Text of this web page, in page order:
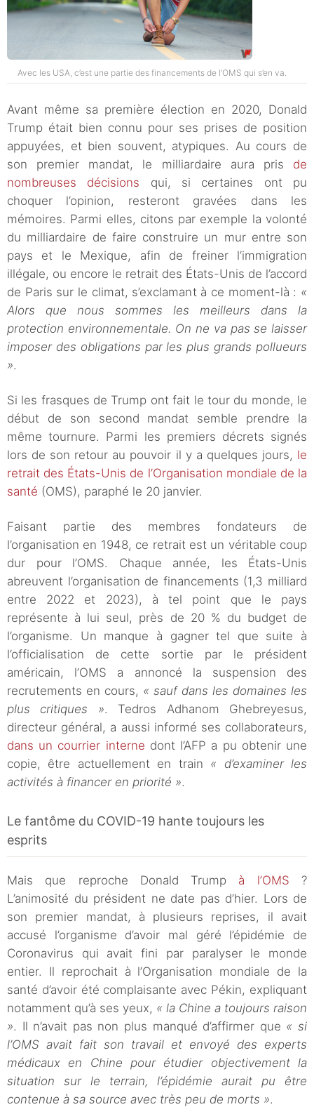
Avec les USA, c’est une partie des financements de l’OMS qui s’en va.
Avant même sa première élection en 2020, Donald
Trump était bien connu pour ses prises de position
appuyées, et bien souvent, atypiques. Au cours de
son premier mandat, le milliardaire aura pris de
nombreuses décisions qui, si certaines ont pu
choquer l’opinion, resteront gravées dans les
mémoires. Parmi elles, citons par exemple la volonté
du milliardaire de faire construire un mur entre son
pays et le Mexique, afin de freiner l’immigration
illégale, ou encore le retrait des États-Unis de l’accord
de Paris sur le climat, s’exclamant à ce moment-là : «
Alors que nous sommes les meilleurs dans la
protection environnementale. On ne va pas se laisser
imposer des obligations par les plus grands pollueurs
».
Si les frasques de Trump ont fait le tour du monde, le
début de son second mandat semble prendre la
même tournure. Parmi les premiers décrets signés
lors de son retour au pouvoir il y a quelques jours, le
retrait des États-Unis de l’Organisation mondiale de la
santé (OMS), paraphé le 20 janvier.
Faisant partie des membres fondateurs de
l’organisation en 1948, ce retrait est un véritable coup
dur pour l’OMS. Chaque année, les États-Unis
abreuvent l’organisation de financements (1,3 milliard
entre 2022 et 2023), à tel point que le pays
représente à lui seul, près de 20 % du budget de
l’organisme. Un manque à gagner tel que suite à
l’officialisation de cette sortie par le président
américain, l’OMS a annoncé la suspension des
recrutements en cours, « sauf dans les domaines les
plus critiques ». Tedros Adhanom Ghebreyesus,
directeur général, a aussi informé ses collaborateurs,
dans un courrier interne dont l’AFP a pu obtenir une
copie, être actuellement en train « d’examiner les
activités à financer en priorité ».
Le fantôme du COVID-19 hante toujours les
esprits
Mais que reproche Donald Trump à l’OMS ?
L’animosité du président ne date pas d’hier. Lors de
son premier mandat, à plusieurs reprises, il avait
accusé l’organisme d’avoir mal géré l’épidémie de
Coronavirus qui avait fini par paralyser le monde
entier. Il reprochait à l’Organisation mondiale de la
santé d’avoir été complaisante avec Pékin, expliquant
notamment qu’à ses yeux, « la Chine a toujours raison
». Il n’avait pas non plus manqué d’affirmer que « si
l’OMS avait fait son travail et envoyé des experts
médicaux en Chine pour étudier objectivement la
situation sur le terrain, l’épidémie aurait pu être
contenue à sa source avec très peu de morts ».